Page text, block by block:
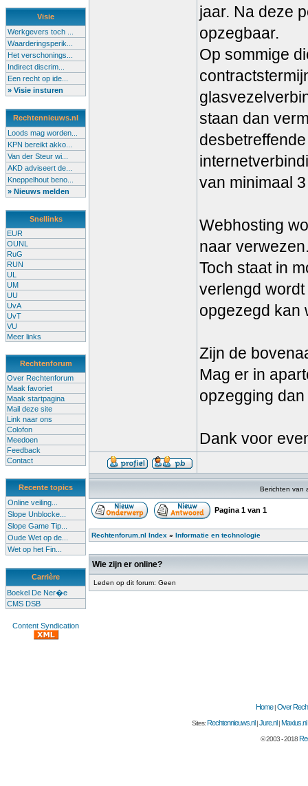
Visie
Werkgevers toch ...
Waarderingsperik...
Het verschonings...
Indirect discrim...
Een recht op ide...
» Visie insturen
Rechtennieuws.nl
Loods mag worden...
KPN bereikt akko...
Van der Steur wi...
AKD adviseert de...
Kneppelhout beno...
» Nieuws melden
Snellinks
EUR
OUNL
RuG
RUN
UL
UM
UU
UvA
UvT
VU
Meer links
Rechtenforum
Over Rechtenforum
Maak favoriet
Maak startpagina
Mail deze site
Link naar ons
Colofon
Meedoen
Feedback
Contact
Recente topics
Online veiling...
Slope Unblocke...
Slope Game Tip...
Oude Wet op de...
Wet op het Fin...
Carrière
Boekel De Ner�e
CMS DSB
Content Syndication
jaar. Na deze
opzegbaar.
Op sommige
staan dan
van minimaal
Webhosting
naar
Toch staat in
verlengd
opgezegd kan
Zijn de
Mag er in
opzegging
Dank voor
Berichten van
Pagina 1 van 1
Rechtenforum.nl Index » Informatie en technologie
Wie zijn er online?
Leden op dit forum: Geen
Home|Over
Sites:Rechtennieuws.nl |Jure.nl |Maxius.nl
© 2003 - 2018